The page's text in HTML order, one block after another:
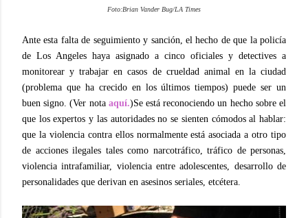
Foto:Brian Vander Bug/LA Times
Ante esta falta de seguimiento y sanción, el hecho de que la policía
de Los Angeles haya asignado a cinco oficiales y detectives a
monitorear y trabajar en casos de crueldad animal en la ciudad
(problema que ha crecido en los últimos tiempos) puede ser un
buen signo. (Ver notaaquí.)Se está reconociendo un hecho sobre el
que los expertos y las autoridades no se sienten cómodos al hablar:
que la violencia contra ellos normalmente está asociada a otro tipo
de acciones ilegales tales como narcotráfico, tráfico de personas,
violencia intrafamiliar, violencia entre adolescentes, desarrollo de
personalidades que derivan en asesinos seriales, etcétera.